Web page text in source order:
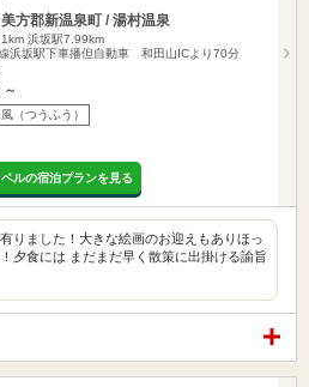
方郡新温泉町 / 湯村温泉
浜坂駅7.99km
浜坂駅下車播但自動車 和田山ICより70分
～
（つうふう）
ルの宿泊プランを見る
りました！大きな絵画のお迎えもありほっ
夕食には まだまだ早く散策に出掛ける諭旨